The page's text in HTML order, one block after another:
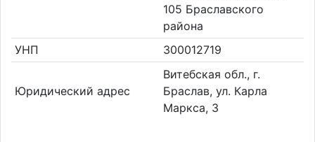
105 Браславского
района
УНП
300012719
Юридический адрес
Витебская обл., г.
Браслав, ул. Карла
Маркса, 3